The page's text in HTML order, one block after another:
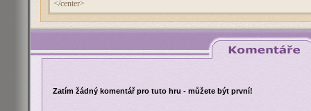
Zatím žádný komentář pro tuto hru - můžete být první!